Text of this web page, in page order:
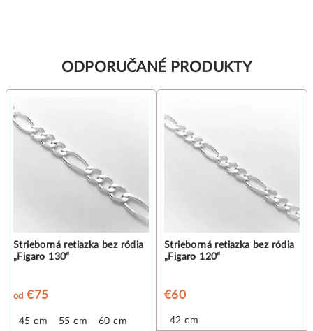
ODPORUČANÉ PRODUKTY
50 cm
Strieborná retiazka bez ródia
„Figaro 130“
od €75
45 cm 55 cm 60 cm
Strieborná retiazka bez ródia
„Figaro 120“
€60
42 cm